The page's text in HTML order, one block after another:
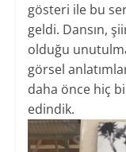
gösteri ile bu
geldi. Dansın,
olduğu
görsel
daha önce hiç
edindik.